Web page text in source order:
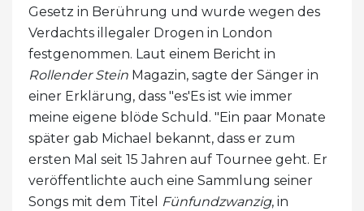
Gesetz in Berührung und wurde wegen des
Verdachts illegaler Drogen in London
festgenommen. Laut einem Bericht in
Rollender Stein Magazin, sagte der Sänger in
einer Erklärung, dass "es'Es ist wie immer
meine eigene blöde Schuld. "Ein paar Monate
später gab Michael bekannt, dass er zum
ersten Mal seit 15 Jahren auf Tournee geht. Er
veröffentlichte auch eine Sammlung seiner
Songs mit dem Titel
Fünfundzwanzig, in